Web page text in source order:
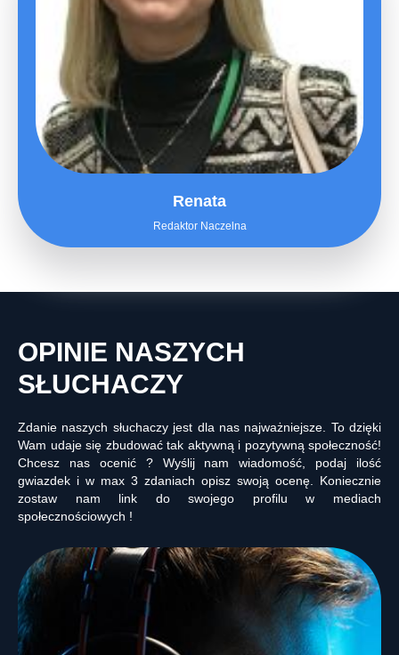
Renata
Redaktor Naczelna
OPINIE NASZYCH
SŁUCHACZY
Zdanie naszych słuchaczy jest dla nas najważniejsze. To dzięki
Wam udaje się zbudować tak aktywną i pozytywną społeczność!
Chcesz nas ocenić ? Wyślij nam wiadomość, podaj ilość
gwiazdek i w max 3 zdaniach opisz swoją ocenę. Koniecznie
zostaw nam link do swojego profilu w mediach
społecznościowych !